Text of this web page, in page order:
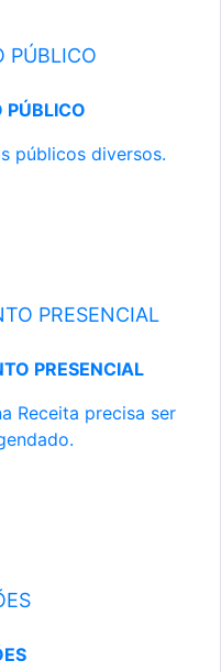
PÚBLICO
PÚBLICO
públicos diversos.
PRESENCIAL
PRESENCIAL
Receita precisa ser